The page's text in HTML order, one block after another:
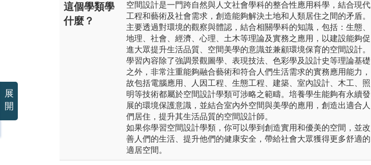
這個學類學
什麼？
空間設計是一門跨自然與人文社會學科的整合性應用科學，結合現代
工程和藝術及社會需求，創造能夠解決土地和人類居住之間的矛盾。
主要透過對環境的觀察與體認，結合相關學科的知識，包括：生態、
地理、社會、經濟、心理、土木等理論及實務之應用，以建設能夠促
進大眾提升生活品質、空間美學的意識並兼顧環境保育的空間設計。
學習內容除了強調景觀圖學、表現技法、色彩學及設計史等理論基礎
之外，非常注重能夠融合藝術和符合人們生活需求的實務應用能力，
故包括電腦應用、人因工程、生態工程、建築、室內設計、木工、照
明等技術都屬於空間設計學類可涉略之範疇。培養學生能夠有永續發
展的環境保護意識，並結合室內外空間與美學的應用，創造出適合人
們居住，提升其生活品質的空間設計師。
如果你學習空間設計學類，你可以學到創造實用和優美的空間，並改
善人們的生活、提升他們的健康安全，帶給社會大眾獲得更多舒適的
適居空間。
展
開